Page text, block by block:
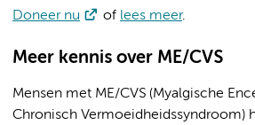
Doneer nu of lees meer.
Meer kennis over ME/CVS
Mensen met ME/CVS (Myalgische
Chronisch Vermoeidheidssyndroom)